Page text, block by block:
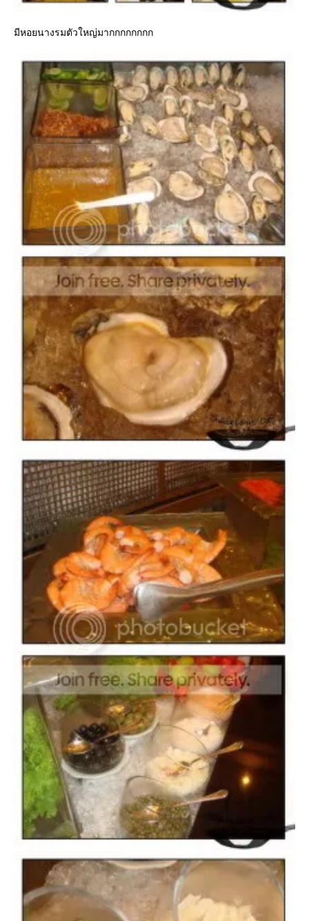
มีหอยนางรมตัวใหญ่มากกกกกกกก